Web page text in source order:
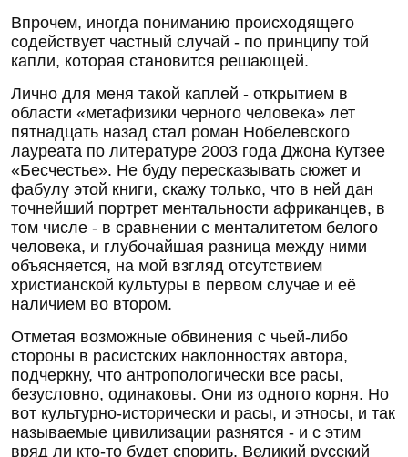
Впрочем, иногда пониманию происходящего
содействует частный случай - по принципу той
капли, которая становится решающей.
Лично для меня такой каплей - открытием в
области «метафизики черного человека» лет
пятнадцать назад стал роман Нобелевского
лауреата по литературе 2003 года Джона Кутзее
«Бесчестье». Не буду пересказывать сюжет и
фабулу этой книги, скажу только, что в ней дан
точнейший портрет ментальности африканцев, в
том числе - в сравнении с менталитетом белого
человека, и глубочайшая разница между ними
объясняется, на мой взгляд отсутствием
христианской культуры в первом случае и её
наличием во втором.
Отметая возможные обвинения с чьей-либо
стороны в расистских наклонностях автора,
подчеркну, что антропологически все расы,
безусловно, одинаковы. Они из одного корня. Но
вот культурно-исторически и расы, и этносы, и так
называемые цивилизации разнятся - и с этим
вряд ли кто-то будет спорить. Великий русский